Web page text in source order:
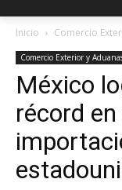
Inicio Comercio
Comercio Exterior y
México
récord